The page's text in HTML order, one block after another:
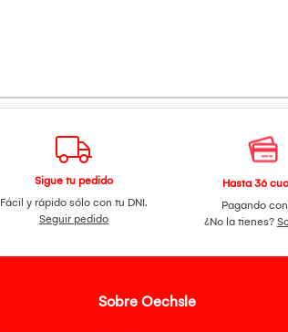
Sigue tu pedido
Fácil y rápido sólo con tu DNI.
Seguir pedido
Hasta 36
Pagando
¿No la tienes?
Sobre Oechsle